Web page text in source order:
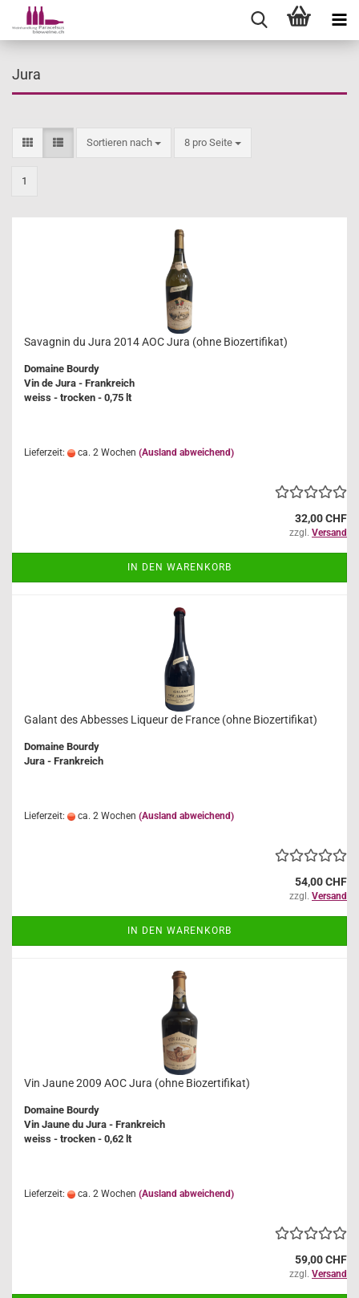
Jura
Sortieren nach
Sortieren nach 8 pro Seite
pro Seite
1
Savagnin du Jura 2014 AOC Jura (ohne Biozertifikat)
Domaine Bourdy
Vin de Jura - Frankreich
weiss - trocken - 0,75 lt
Lieferzeit: ca. 2 Wochen (Ausland abweichend)
32,00 CHF
zzgl. Versand
IN DEN WARENKORB
Galant des Abbesses Liqueur de France (ohne Biozertifikat)
Domaine Bourdy
Jura - Frankreich
Lieferzeit: ca. 2 Wochen (Ausland abweichend)
54,00 CHF
zzgl. Versand
IN DEN WARENKORB
Vin Jaune 2009 AOC Jura (ohne Biozertifikat)
Domaine Bourdy
Vin Jaune du Jura - Frankreich
weiss - trocken - 0,62 lt
Lieferzeit: ca. 2 Wochen (Ausland abweichend)
59,00 CHF
zzgl. Versand